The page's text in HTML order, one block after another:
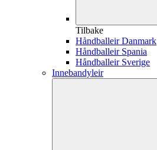
Tilbake
Håndballeir Danmark
Håndballeir Spania
Håndballeir Sverige
Innebandyleir